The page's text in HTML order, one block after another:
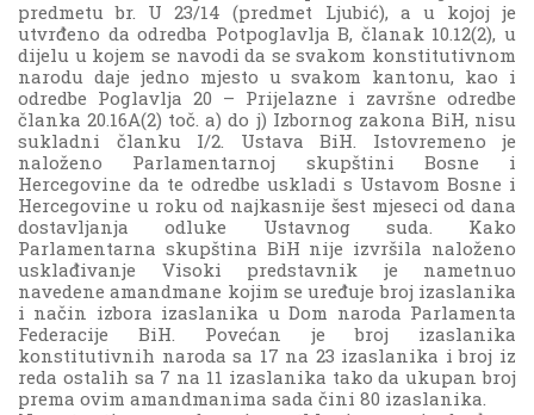
predmetu br. U 23/14 (predmet Ljubić), a u kojoj je
utvrđeno da odredba Potpoglavlja B, članak 10.12(2), u
dijelu u kojem se navodi da se svakom konstitutivnom
narodu daje jedno mjesto u svakom kantonu, kao i
odredbe Poglavlja 20 – Prijelazne i završne odredbe
članka 20.16A(2) toč. a) do j) Izbornog zakona BiH, nisu
sukladni članku I/2. Ustava BiH. Istovremeno je
naloženo Parlamentarnoj skupštini Bosne i
Hercegovine da te odredbe uskladi s Ustavom Bosne i
Hercegovine u roku od najkasnije šest mjeseci od dana
dostavljanja odluke Ustavnog suda. Kako
Parlamentarna skupština BiH nije izvršila naloženo
usklađivanje Visoki predstavnik je nametnuo
navedene amandmane kojim se uređuje broj izaslanika
i način izbora izaslanika u Dom naroda Parlamenta
Federacije BiH. Povećan je broj izaslanika
konstitutivnih naroda sa 17 na 23 izaslanika i broj iz
reda ostalih sa 7 na 11 izaslanika tako da ukupan broj
prema ovim amandmanima sada čini 80 izaslanika.